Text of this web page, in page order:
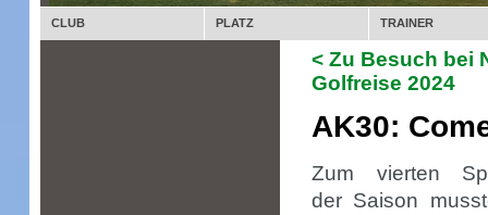
CLUB PLATZ TRAINER
< Zu Besuch bei
Golfreise 2024
AK30:
Zum vierten
der Saison